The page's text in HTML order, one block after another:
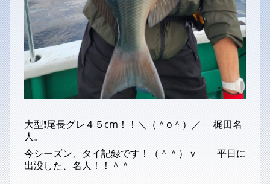
大型❗尾長グレ４５cm！！＼（＾o＾）／ 梶田名
人。
今シーズン、タイ記録です！（＾＾）ｖ 平日に
出没した、名人！！＾＾